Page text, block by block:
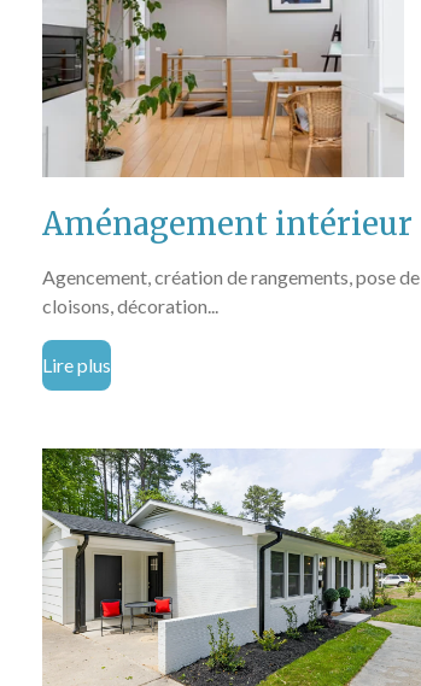
Aménagement intérieur
Agencement, création de rangements, pose de
cloisons, décoration...
Lire plus